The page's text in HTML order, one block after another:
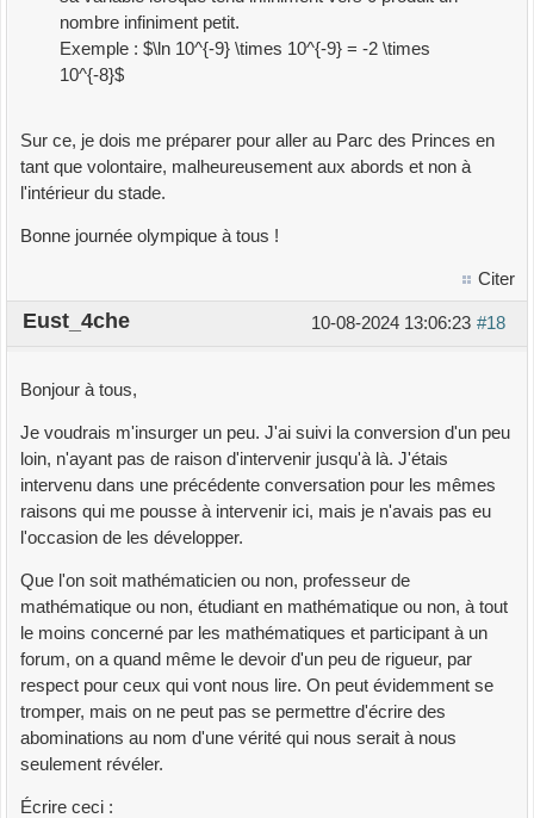
nombre infiniment petit.
Exemple : $\ln 10^{-9} \times 10^{-9} = -2 \times
10^{-8}$
Sur ce, je dois me préparer pour aller au Parc des Princes en
tant que volontaire, malheureusement aux abords et non à
l'intérieur du stade.
Bonne journée olympique à tous !
Citer
#18
10-08-2024 13:06:23
Eust_4che
Bonjour à tous,
Je voudrais m'insurger un peu. J'ai suivi la conversion d'un peu
loin, n'ayant pas de raison d'intervenir jusqu'à là. J'étais
intervenu dans une précédente conversation pour les mêmes
raisons qui me pousse à intervenir ici, mais je n'avais pas eu
l'occasion de les développer.
Que l'on soit mathématicien ou non, professeur de
mathématique ou non, étudiant en mathématique ou non, à tout
le moins concerné par les mathématiques et participant à un
forum, on a quand même le devoir d'un peu de rigueur, par
respect pour ceux qui vont nous lire. On peut évidemment se
tromper, mais on ne peut pas se permettre d'écrire des
abominations au nom d'une vérité qui nous serait à nous
seulement révéler.
Écrire ceci :